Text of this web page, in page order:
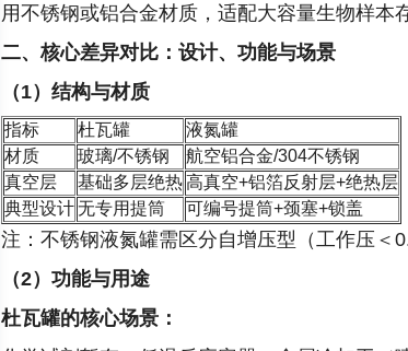
用不锈钢或铝合金材质，适配大容量生物样本
二、核心差异对比：设计、功能与场景
（1）结构与材质
指标 杜瓦罐
液氮罐
材质
玻璃/不锈钢
航空铝合金/304不锈钢
真空层
基础多层绝热高真空+铝箔反射层+绝热层
典型设计无专用提筒 可编号提筒+颈塞+锁盖
注：不锈钢液氮罐需区分自增压型（工作压＜
（2）功能与用途
杜瓦罐的核心场景：